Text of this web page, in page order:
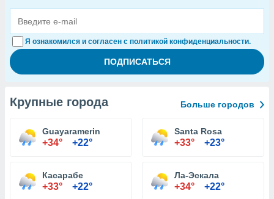
Я ознакомился и согласен с политикой конфиденциальности.
Крупные города Больше городов
Guayaramerin
+34° +22°
Santa Rosa
+33° +23°
Касарабе
+33° +22°
Ла-Эскала
+34° +22°